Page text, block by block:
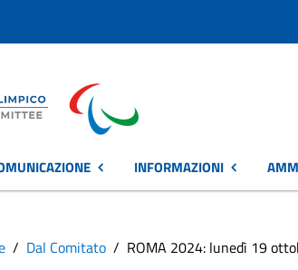
INFORMAZIONI
Dal Comitato ROMA 2024: lunedì 19